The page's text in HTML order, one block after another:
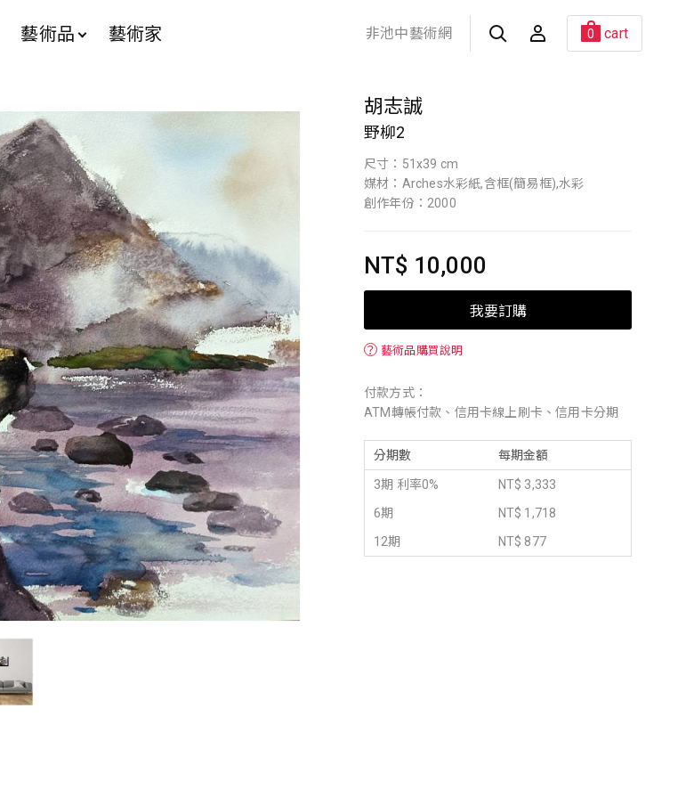
藝術品 藝術家 非池中藝術網 0 cart
胡志誠
野柳2
尺寸：51x39 cm
媒材：Arches水彩紙,含框(簡易框),水彩
創作年份：2000
NT$ 10,000
我要訂購
？ 藝術品購買說明
付款方式：
ATM轉帳付款、信用卡線上刷卡、信用卡分期
分期數 每期金額
3期 利率0%
NT$ 3,333
6期
NT$ 1,718
12期
NT$ 877